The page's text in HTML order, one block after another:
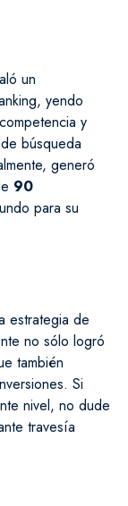
un
yendo
y
búsqueda
generó
90
para su
estrategia de
no sólo logró
también
Si
nivel, no dude
travesía